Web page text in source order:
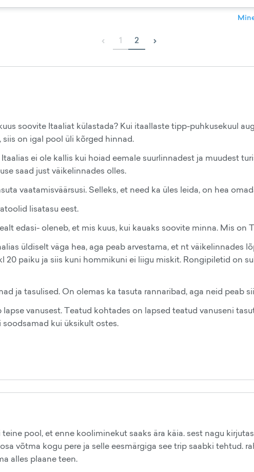
‹ 1 2 ›
soovite Itaaliat külastada? Kui itaallaste tipp-puhkusekuul
on igal pool üli kõrged hinnad.
ei ole kallis kui hoiad eemale suurlinnadest ja muudest
saad just väikelinnades olles.
vaatamisväärsusi. Selleks, et need ka üles leida, on hea
lisatasu eest.
edasi- oleneb, et mis kuus, kui kauaks soovite minna. Mis on
üldiselt väga hea, aga peab arvestama, et nt väikelinnades
20 paiku ja siis kuni hommikuni ei liigu miskit. Rongipiletid on
ja tasulised. On olemas ka tasuta rannaribad, aga neid peab
lapse vanusest. Teatud kohtades on lapsed teatud vanuseni
kui üksikult ostes.
pool, et enne kooliminekut saaks ära käia. sest nagu
võtma kogu pere ja selle eesmärgiga see trip saabki tehtud.
alles plaane teen.